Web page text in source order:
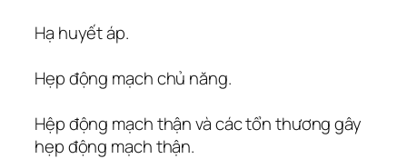
Hạ huyết áp.
Hẹp động mạch chủ năng.
Hệp động mạch thận và các tổn thương gây
hẹp động mạch thận.